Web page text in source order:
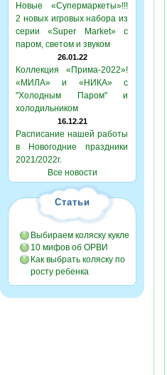
Новые «Супермаркеты»!!!
2 новых игровых набора из
серии «Super Market» с
паром, светом и звуком
26.01.22
Коллекция «Прима-2022»!
«МИЛА» и «НИКА» с
"Холодным Паром" и
холодильником
16.12.21
Расписание нашей работы
в Новогодние праздники
2021/2022г.
Все новости
Статьи
Выбираем коляску кукле
10 мифов об ОРВИ
Как выбрать коляску по
росту ребенка